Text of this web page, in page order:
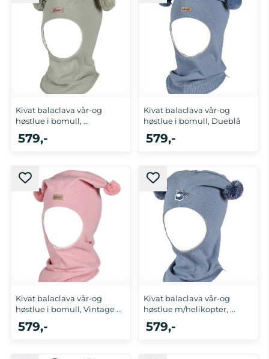
Kivat balaclava vår-og
høstlue i bomull, ...
5-8 år
579,-
Kivat balaclava vår-og
høstlue i bomull, Dueblå
2-4 år, 5-8 år
579,-
Kivat balaclava vår-og
høstlue i bomull, Vintage ...
579,-
Kivat balaclava vår-og
høstlue m/helikopter, ...
579,-